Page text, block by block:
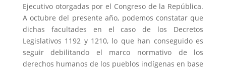
Ejecutivo otorgadas por el Congreso de la República.
A octubre del presente año, podemos constatar que
dichas facultades en el caso de los Decretos
Legislativos 1192 y 1210, lo que han conseguido es
seguir debilitando el marco normativo de los
derechos humanos de los pueblos indígenas en base